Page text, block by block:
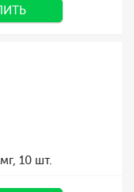
10 шт.